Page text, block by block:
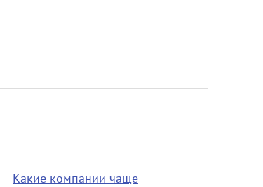
Какие компании чаще